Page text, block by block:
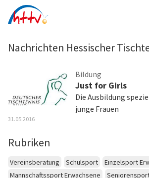
Inhalt
Nachrichten Hessischer
Bildung
Just for Girls
Die Ausbildung
junge Frauen
31.05.2016
Rubriken
Vereinsberatung Schulsport
Einzelsport
Mannschaftssport Erwachsene